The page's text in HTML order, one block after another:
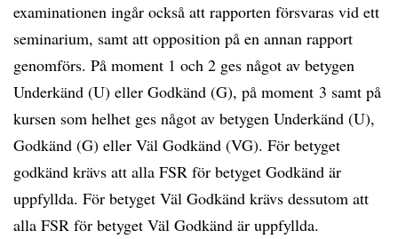
examinationen ingår också att rapporten försvaras vid ett
seminarium, samt att opposition på en annan rapport
genomförs. På moment 1 och 2 ges något av betygen
Underkänd (U) eller Godkänd (G), på moment 3 samt på
kursen som helhet ges något av betygen Underkänd (U),
Godkänd (G) eller Väl Godkänd (VG). För betyget
godkänd krävs att alla FSR för betyget Godkänd är
uppfyllda. För betyget Väl Godkänd krävs dessutom att
alla FSR för betyget Väl Godkänd är uppfyllda.